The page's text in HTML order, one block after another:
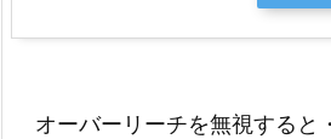
オーバーリーチを無視すると